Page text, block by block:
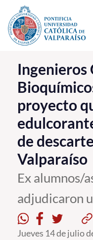
Click acá para ir
La Universidad
Investigación,
PUCV Internacional
Vinculación con el
Admisión
Pregrado
Postgrado
Formación Continua
Ingenieros
proyecto
de
Valparaíso
Ex alumnos/
adjudicaron
Jueves 14 de julio